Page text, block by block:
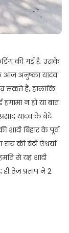
की गई है. उसके
आज अनुष्का यादव
सकते हैं, हालांकि
न हो या बात
यादव के बेटे
शादी बिहार के पूर्व
राय की बेटी ऐश्वर्या
से यह शादी
तेज प्रताप ने 2